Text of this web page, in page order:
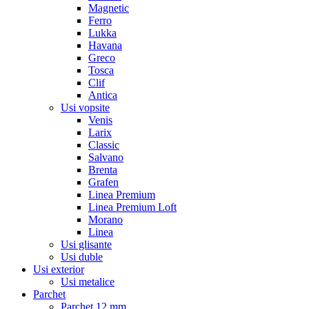
Magnetic
Ferro
Lukka
Havana
Greco
Tosca
Clif
Antica
Usi vopsite
Venis
Larix
Classic
Salvano
Brenta
Grafen
Linea Premium
Linea Premium Loft
Morano
Linea
Usi glisante
Usi duble
Usi exterior
Usi metalice
Parchet
Parchet 12 mm